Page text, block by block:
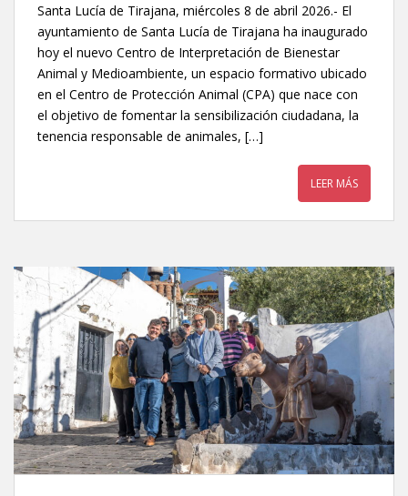
Santa Lucía de Tirajana, miércoles 8 de abril 2026.- El
ayuntamiento de Santa Lucía de Tirajana ha inaugurado
hoy el nuevo Centro de Interpretación de Bienestar
Animal y Medioambiente, un espacio formativo ubicado
en el Centro de Protección Animal (CPA) que nace con
el objetivo de fomentar la sensibilización ciudadana, la
tenencia responsable de animales, […]
LEER MÁS